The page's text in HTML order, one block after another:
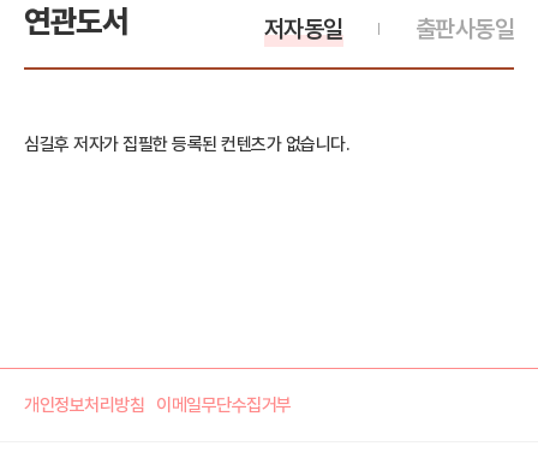
연관도서 출판사동일
저자동일
심길후 저자가 집필한 등록된 컨텐츠가 없습니다.
개인정보처리방침 이메일무단수집거부